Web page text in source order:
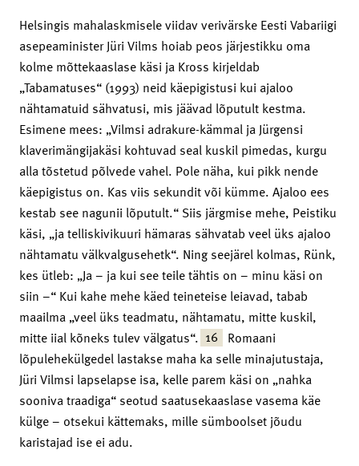
Helsingis mahalaskmisele viidav verivärske Eesti Vabariigi
asepeaminister Jüri Vilms hoiab peos järjestikku oma
kolme mõttekaaslase käsi ja Kross kirjeldab
„Tabamatuses“ (1993) neid käepigistusi kui ajaloo
nähtamatuid sähvatusi, mis jäävad lõputult kestma.
Esimene mees: „Vilmsi adrakure-kämmal ja Jürgensi
klaverimängijakäsi kohtuvad seal kuskil pimedas, kurgu
alla tõstetud põlvede vahel. Pole näha, kui pikk nende
käepigistus on. Kas viis sekundit või kümme. Ajaloo ees
kestab see nagunii lõputult.“ Siis järgmise mehe, Peistiku
käsi, „ja telliskivikuuri hämaras sähvatab veel üks ajaloo
nähtamatu välkvalgusehetk“. Ning seejärel kolmas, Rünk,
kes ütleb: „Ja – ja kui see teile tähtis on – minu käsi on
siin –“ Kui kahe mehe käed teineteise leiavad, tabab
maailma „veel üks teadmatu, nähtamatu, mitte kuskil,
mitte iial kõneks tulev välgatus“. 16 Romaani
lõpulehekülgedel lastakse maha ka selle minajutustaja,
Jüri Vilmsi lapselapse isa, kelle parem käsi on „nahka
sooniva traadiga“ seotud saatusekaaslase vasema käe
külge – otsekui kättemaks, mille sümboolset jõudu
karistajad ise ei adu.